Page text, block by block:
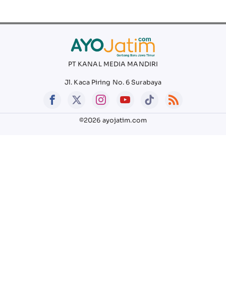
PT KANAL MEDIA MANDIRI
Jl. Kaca Piring No. 6 Surabaya
©2026 ayojatim.com